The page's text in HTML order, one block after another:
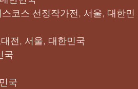
코스 선정작가전, 서울, 대한민
전, 서울, 대한민국
국
국